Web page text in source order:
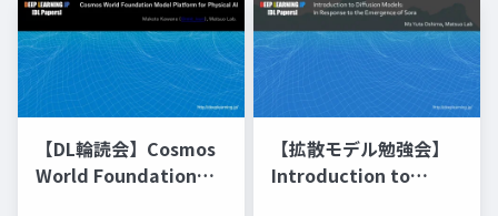
【DL輪読会】Cosmos
World Foundation
【拡散モデル勉強会】
Introduction to